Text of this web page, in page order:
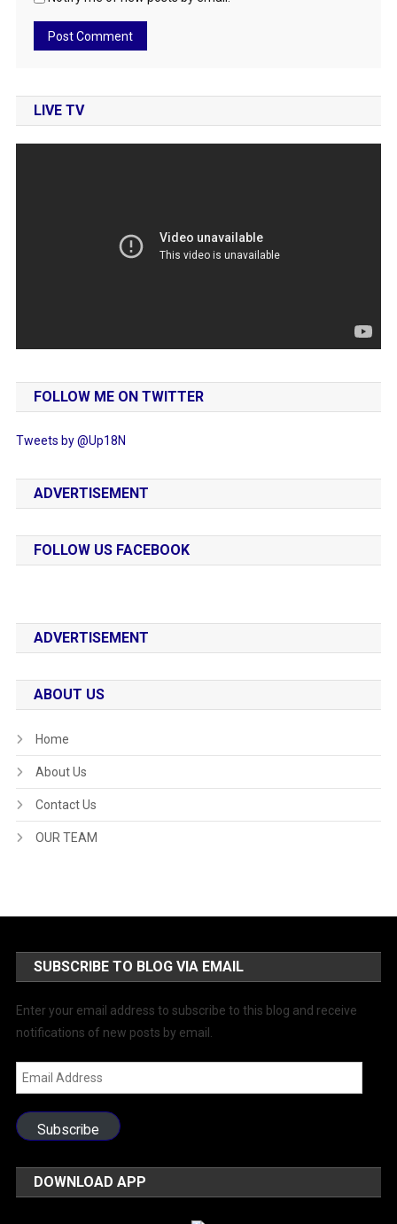
LIVE TV
FOLLOW ME ON TWITTER
Tweets by @Up18N
ADVERTISEMENT
FOLLOW US FACEBOOK
ADVERTISEMENT
ABOUT US
Home
About Us
Contact Us
OUR TEAM
SUBSCRIBE TO BLOG VIA EMAIL
Enter your email address to subscribe to this blog and receive
notifications of new posts by email.
Email
Address
Subscribe
DOWNLOAD APP